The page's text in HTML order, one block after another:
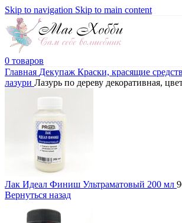
Skip to navigation Skip to main content
0 товаров
Главная Декупаж Краски, красящие
лазури Лазурь по дереву декоративная,
Лак Идеал Финиш Ультраматовый 200 мл
Вернуться назад